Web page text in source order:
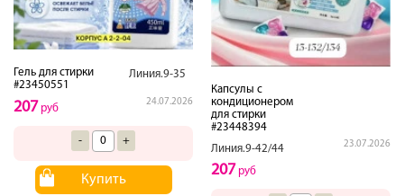
Гель для стирки
#23450551
Линия.9-35
24.07.2026
207 руб
- +
Купить
Капсулы с
кондиционером
для стирки
#23448394
Линия.9-42/44
23.07.2026
207 руб